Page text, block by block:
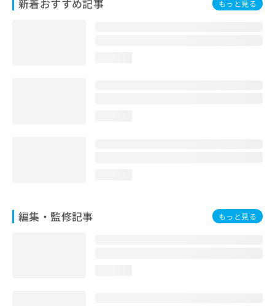
新着おすすめ記事 もっと見る
編集・監修記事 もっと見る
お